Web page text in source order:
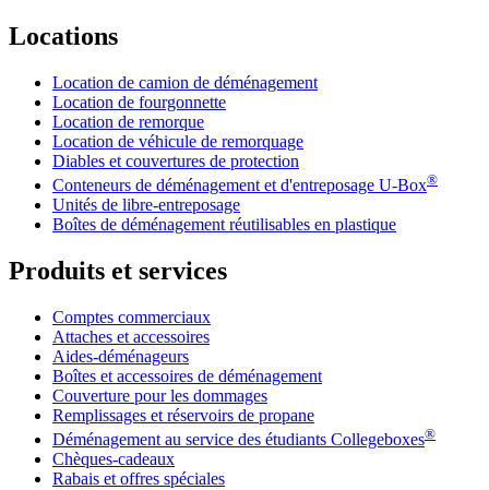
Locations
Location de camion de déménagement
Location de fourgonnette
Location de remorque
Location de véhicule de remorquage
Diables et couvertures de protection
Conteneurs de déménagement et d'entreposage U-Box®
Unités de libre-entreposage
Boîtes de déménagement réutilisables en plastique
Produits et services
Comptes commerciaux
Attaches et accessoires
Aides-déménageurs
Boîtes et accessoires de déménagement
Couverture pour les dommages
Remplissages et réservoirs de propane
Déménagement au service des étudiants Collegeboxes®
Chèques-cadeaux
Rabais et offres spéciales